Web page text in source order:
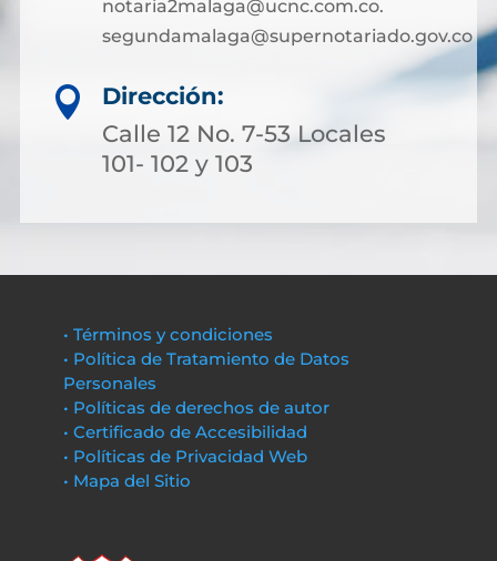
notaria2malaga@ucnc.com.co.
segundamalaga@supernotariado.gov.co

Dirección:
Calle 12 No. 7-53 Locales
101- 102 y 103
• Términos y condiciones
• Política de Tratamiento de Datos
Personales
• Políticas de derechos de autor
• Certificado de Accesibilidad
• Políticas de Privacidad Web
• Mapa del Sitio